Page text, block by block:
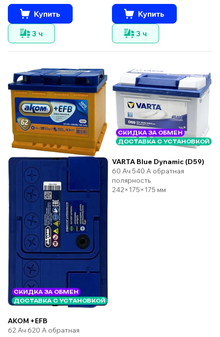
Купить
3 ч
Купить
3 ч
СКИДКА ЗА ОБМЕН
ДОСТАВКА С УСТАНОВКОЙ
AKOM +EFB
62 Ач 620 А обратная
СКИДКА ЗА ОБМЕН
ДОСТАВКА С УСТАНОВКОЙ
VARTA Blue Dynamic (D59)
60 Ач 540 А обратная
полярность
242×175×175 мм